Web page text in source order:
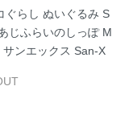
ぐらし ぬいぐるみ S
じふらいのしっぽ M
ンエックス San-X